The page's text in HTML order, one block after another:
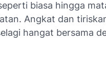
biasa hingga
Angkat dan
hangat bersama